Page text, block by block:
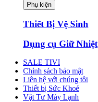
Phụ kiện
Thiết Bị Vệ Sinh
Dụng cụ Giữ Nhiệt
SALE TIVI
Chính sách bảo mật
Liên hệ với chúng tôi
Thiết bị Sức Khoẻ
Vật Tư Máy Lạnh